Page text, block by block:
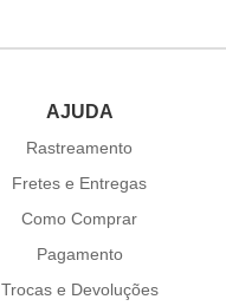
AJUDA
Rastreamento
Fretes e Entregas
Como Comprar
Pagamento
Trocas e Devoluções